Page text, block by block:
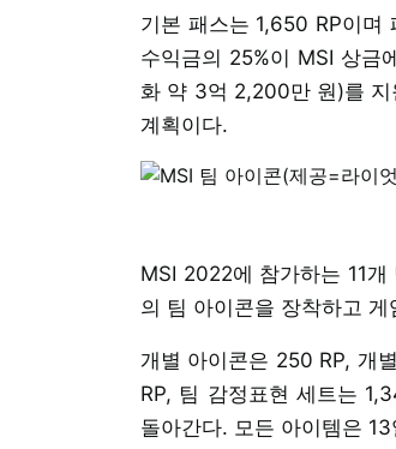
기본 패스는 1,650 RP이며
수익금의 25%이 MSI 상금
화 약 3억 2,200만 원)를
계획이다.
MSI 2022에 참가하는 11
의 팀 아이콘을 장착하고
개별 아이콘은 250 RP, 개
RP, 팀 감정표현 세트는
돌아간다. 모든 아이템은